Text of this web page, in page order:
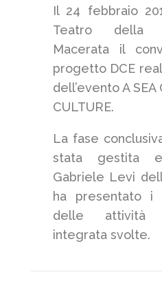
Il 24 febbraio
Teatro della
Macerata il
progetto DCE
dell’evento A SEA
CULTURE.
La fase
stata gestita
Gabriele Levi
ha presentato i
delle attività
integrata svolte.